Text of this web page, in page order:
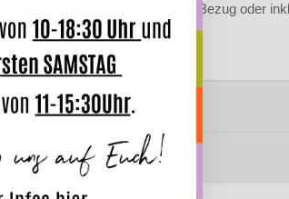
Online zu bestellen auch nur als Bezug oder
entscheiden Sie selbst!
Merkmale
Angaben zur Produktsicherheit